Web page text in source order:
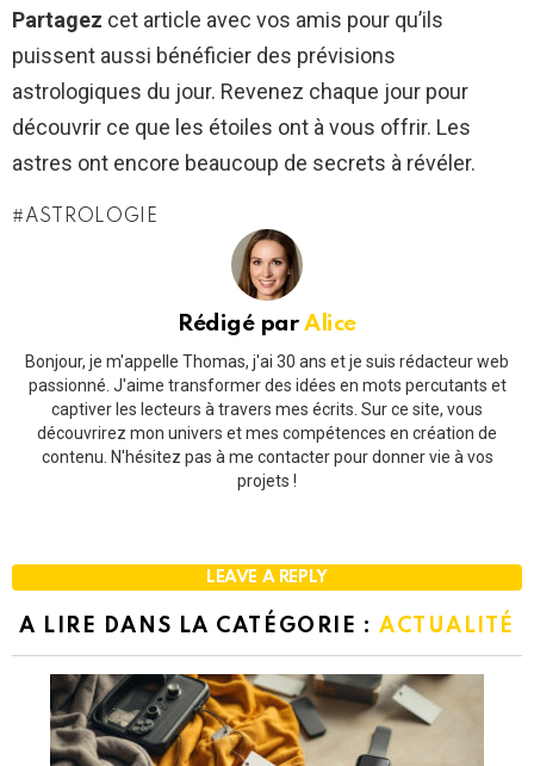
Partagez cet article avec vos amis pour qu’ils
puissent aussi bénéficier des prévisions
astrologiques du jour. Revenez chaque jour pour
découvrir ce que les étoiles ont à vous offrir. Les
astres ont encore beaucoup de secrets à révéler.
ASTROLOGIE
Rédigé parAlice
Bonjour, je m'appelle Thomas, j'ai 30 ans et je suis rédacteur web
passionné. J'aime transformer des idées en mots percutants et
captiver les lecteurs à travers mes écrits. Sur ce site, vous
découvrirez mon univers et mes compétences en création de
contenu. N'hésitez pas à me contacter pour donner vie à vos
projets !
LEAVE A REPLY
A LIRE DANS LA CATÉGORIE : ACTUALITÉ